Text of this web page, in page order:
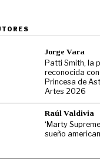
Jorge Vara
Patti Smith, la
reconocida
Princesa de
Artes 2026
Raúl Valdivia
‘Marty
sueño